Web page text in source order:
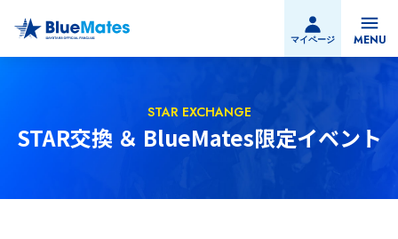
MENU
マイページ CLOSE
マイページ
BlueMatesサービス
STAR EXCHANGE
STAR交換 ＆ BlueMates限定イベント